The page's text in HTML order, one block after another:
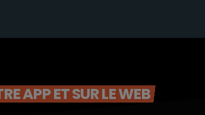
APP ET SUR LE WEB